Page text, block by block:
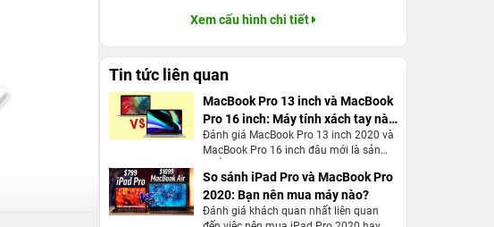
Xem cấu hình chi tiết
Tin tức liên quan
MacBook Pro 13 inch và MacBook
Pro 16 inch: Máy tính xách tay nào
phù hợp với bạn?
Đánh giá MacBook Pro 13 inch 2020 và
MacBook Pro 16 inch đâu mới là sản
điểm khác biệt
So sánh iPad Pro và MacBook Pro
2020: Bạn nên mua máy nào?
Đánh giá khách quan nhất liên quan